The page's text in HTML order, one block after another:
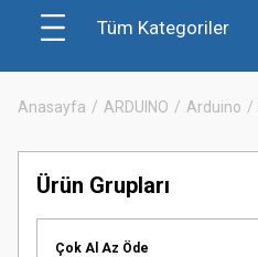
Tüm Kategoriler
Anasayfa ARDUINO Arduino
Ürün Grupları
Çok Al Az Öde